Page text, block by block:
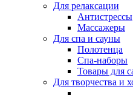
Для релаксации
Антистрессы
Массажеры
Для спа и сауны
Полотенца
Спа-наборы
Товары для
Для творчества и